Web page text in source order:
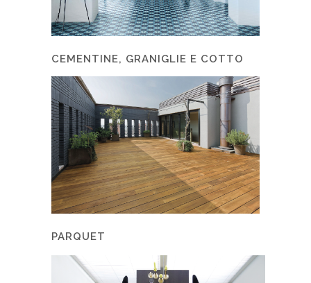
CEMENTINE, GRANIGLIE E COTTO
PARQUET